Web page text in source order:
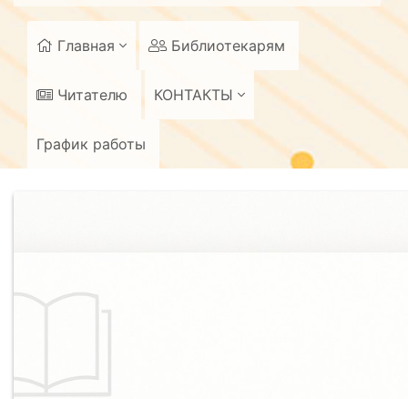
Главная Библиотекарям
Читателю КОНТАКТЫ
График работы